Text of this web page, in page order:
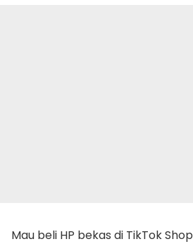
Mau beli HP bekas di TikTok Shop